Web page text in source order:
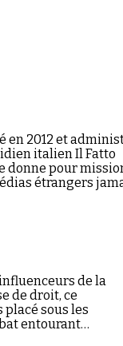
en 2012 et
italien Il Fatto
donne pour
étrangers
de la
de droit, ce
sous les
entourant…